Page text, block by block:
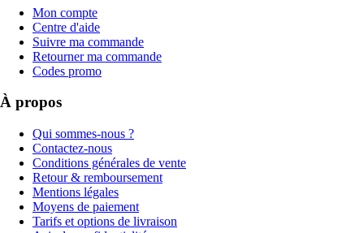
Mon compte
Centre d'aide
Suivre ma commande
Retourner ma commande
Codes promo
À propos
Qui sommes-nous ?
Contactez-nous
Conditions générales de vente
Retour & remboursement
Mentions légales
Moyens de paiement
Tarifs et options de livraison